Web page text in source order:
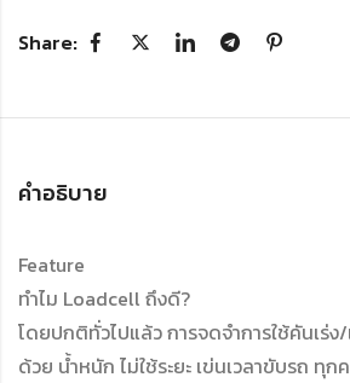
Share:
คำอธิบาย
Feature
ทำไม Loadcell ถึงดี?
โดยปกติทั่วไปแล้ว การจดจำการใช้คันเร่ง
ด้วย น้ำหนัก ไม่ใช้ระยะ เข่นเวลาขับรถ ทุก